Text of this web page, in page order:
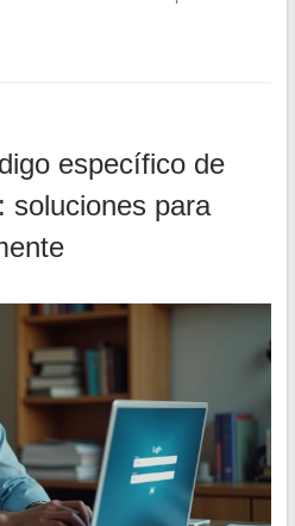
específico de
soluciones para